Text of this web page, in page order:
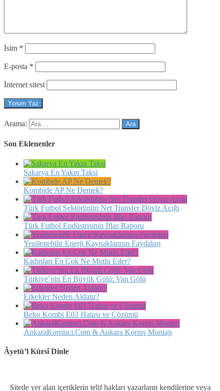
İsim *
E-posta *
İnternet sitesi
Arama:
Son Eklenenler
Sakarya En Yakın Taksi
Kombide AP Ne Demek?
Türk Futbol Sektörünün Net Transfer Döviz Açığı
Türk Futbol Endüstrisinin İflas Raporu
Yenilenebilir Enerji Kaynaklarının Faydaları
Kadınları En Çok Ne Mutlu Eder?
Türkiye’nin En Büyük Gölü: Van Gölü
Erkekler Neden Aldatır?
Beko Kombi E03 Hatası ve Çözümü
AnkaraKornisci.Com & Ankara Korniş Montajı
Âyetü’l Kürsî Dinle
Sitede yer alan içeriklerin telif hakları yazarların kendilerine veya